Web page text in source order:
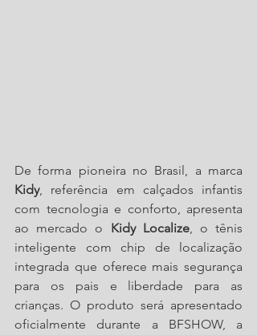
Kidy, referência em calçados infantis
com tecnologia e conforto, apresenta
ao mercado o Kidy Localize, o tênis
inteligente com chip de localização
integrada que oferece mais segurança
para os pais e liberdade para as
crianças. O produto será apresentado
oficialmente durante a BFSHOW, a